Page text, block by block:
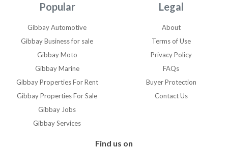
viento, AIS, 3 tanques de
gasoil 200 litros etc
Comprado nuevo y con
todos los impuestos
pagados. Barco en
impecable estado impoluto.
El barco tiene en extra 60.
000 y me costó 285. 000
matricula del coche no pasa
Popular
Gibbay Automotive
Gibbay Business for sale
Gibbay Moto
Gibbay Marine
Gibbay Properties For Rent
Gibbay Properties For Sale
Gibbay Jobs
Gibbay Services
Legal
About
Terms of Use
Privacy Policy
FAQs
Buyer Protection
Contact Us
Find us on